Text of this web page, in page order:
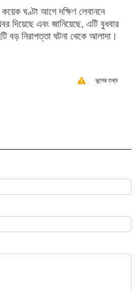
ঘণ্টা আগে দক্ষিণ লেবাননে
দিয়েছে এবং জানিয়েছে, এটি বুধবার
বড় নিরাপত্তা ঘটনা থেকে আলাদা।
ভুলের তথ্য